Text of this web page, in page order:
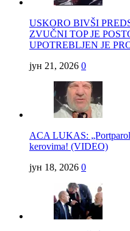
USKORO BIVŠI
ZVUČNI TOP JE
UPOTREBLJEN JE
јун 21, 2026 0
ACA LUKAS:
kerovima! (VIDEO)
јун 18, 2026 0